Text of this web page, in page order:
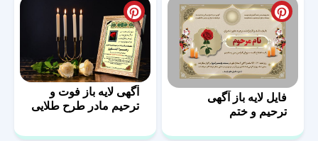
فایل لایه باز آگهی
ترحیم و ختم
آگهی لایه باز فوت و
ترحیم مادر طرح طلایی